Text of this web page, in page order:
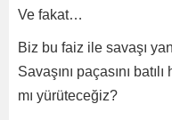
Ve fakat…
Biz bu faiz ile savaşı
Savaşını paçasını
mı yürüteceğiz?